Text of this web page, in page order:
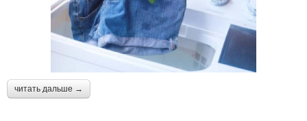
читать дальше →